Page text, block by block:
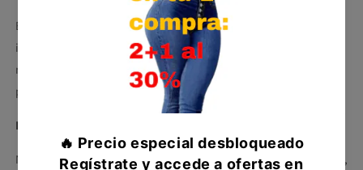
Experimenta con la combinación de colores y crea looks
inolvidables con nuestros Skinny Jeans Marrón. Su tono
neutro y elegante es fácil de combinar, ofreciendo infinitas
posibilidades para expresar tu estilo personal.
Pantalones Ajustados Marrón: Tendencia y Diseño
Nuestros Pantalones Ajustados Marrón no son solo cómodos,
Compra ahora y paga a meses